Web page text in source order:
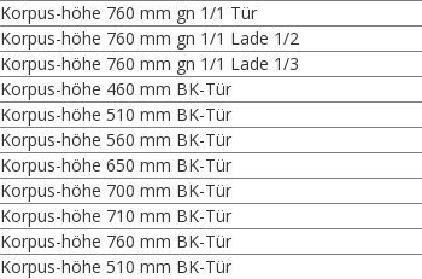
Korpus-höhe 760 mm gn 1/1 Tür
Korpus-höhe 760 mm gn 1/1 Lade 1/2
Korpus-höhe 760 mm gn 1/1 Lade 1/3
Korpus-höhe 460 mm BK-Tür
Korpus-höhe 510 mm BK-Tür
Korpus-höhe 560 mm BK-Tür
Korpus-höhe 650 mm BK-Tür
Korpus-höhe 700 mm BK-Tür
Korpus-höhe 710 mm BK-Tür
Korpus-höhe 760 mm BK-Tür
Korpus-höhe 510 mm BK-Tür